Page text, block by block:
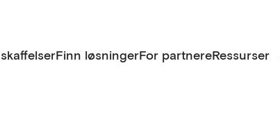
Finn løsningerFor partnereRessurser